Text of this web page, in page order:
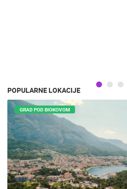
POPULARNE LOKACIJE
GRAD POD BIOKOVOM